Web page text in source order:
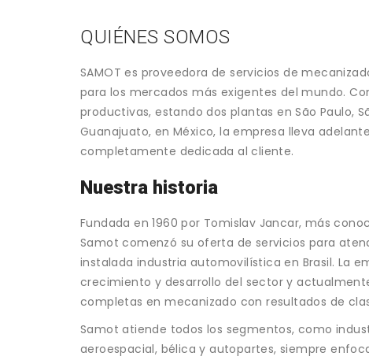
QUIÉNES SOMOS
SAMOT es proveedora de servicios de
para los mercados más exigentes del mundo.
productivas, estando dos plantas en São Paulo,
Guanajuato, en México, la empresa lleva
completamente dedicada al cliente.
Nuestra historia
Fundada en 1960 por Tomislav Jancar, más
Samot comenzó su oferta de servicios para
instalada industria automovilística en Brasil. La
crecimiento y desarrollo del sector y
completas en mecanizado con resultados de
Samot atiende todos los segmentos, como
aeroespacial, bélica y autopartes, siempre